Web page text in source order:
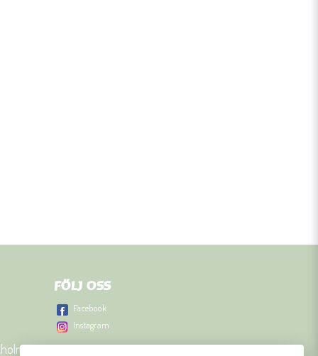
FÖLJ OSS
Facebook
Instagram